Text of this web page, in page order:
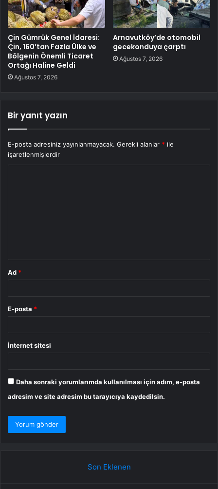
Çin Gümrük Genel İdaresi:
Çin, 160’tan Fazla Ülke ve
Bölgenin Önemli Ticaret
Ortağı Haline Geldi
Ağustos 7, 2026
Arnavutköy’de otomobil
gecekonduya çarptı
Ağustos 7, 2026
Bir yanıt yazın
E-posta adresiniz yayınlanmayacak. Gerekli alanlar * ile
işaretlenmişlerdir
Ad *
E-posta *
İnternet sitesi
Daha sonraki yorumlarımda kullanılması için adım, e-posta
adresim ve site adresim bu tarayıcıya kaydedilsin.
Son Eklenen